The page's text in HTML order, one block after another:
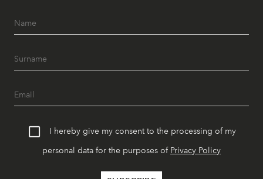
I hereby give my consent to the processing of my
personal data for the purposes of Privacy Policy